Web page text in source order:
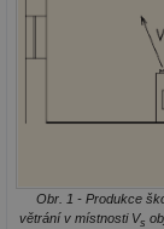
Obr. 1 - Produkce
větrání v místnosti Vs